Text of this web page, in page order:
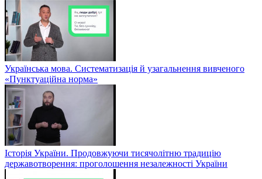
Українська мова. Систематизація й узагальнення вивченого
«Пунктуаційна норма»
Історія України. Продовжуючи тисячолітню традицію
державотворення: проголошення незалежності України